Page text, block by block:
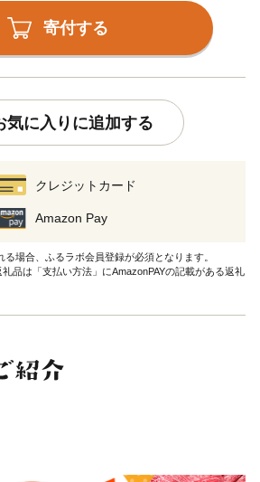
寄付する
気に入りに追加する
クレジットカード
Amazon Pay
場合、ふるラボ会員登録が必須となります。
品は「支払い方法」にAmazonPAYの記載がある返礼